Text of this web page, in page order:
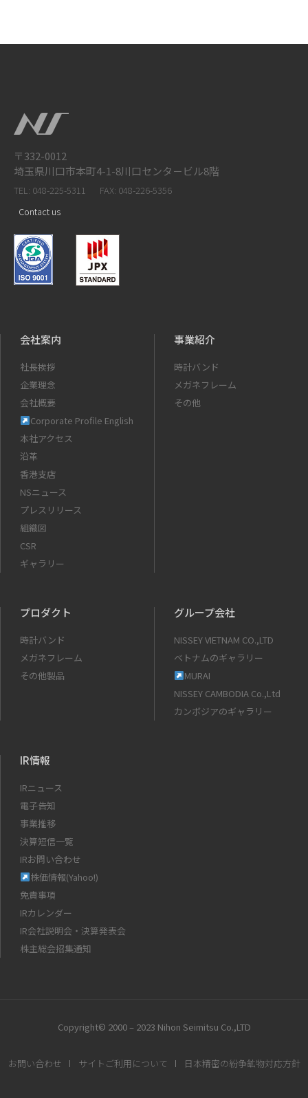
〒332-0012
埼玉県川口市本町4-1-8川口センタ－ビル8階
TEL: 048-225-5311
FAX: 048-226-5356
Contact us
会社案内
社長挨拶
企業理念
会社概要
Corporate Profile English
本社アクセス
沿革
香港支店
NSニュース
プレスリリース
組織図
CSR
ギャラリー
事業紹介
時計バンド
メガネフレーム
その他
プロダクト
時計バンド
メガネフレーム
その他製品
グループ会社
NISSEY VIETNAM CO.,LTD
ベトナムのギャラリー
MURAI
NISSEY CAMBODIA Co.,Ltd
カンボジアのギャラリー
IR情報
IRニュース
電子告知
事業推移
決算短信一覧
IRお問い合わせ
株価情報(Yahoo!)
免責事項
IRカレンダー
IR会社説明会・決算発表会
株主総会招集通知
Copyright© 2000 – 2023 Nihon Seimitsu Co.,LTD
お問い合わせ サイトご利用について 日本精密の紛争鉱物対応方針